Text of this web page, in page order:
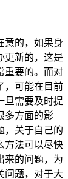
意的，如果身
更新的，这是
重要的。而对
，可能在目前
旦需要及时提
多方面的影
，关于自己的
方法可以尽快
来的问题，为
问题，对于大